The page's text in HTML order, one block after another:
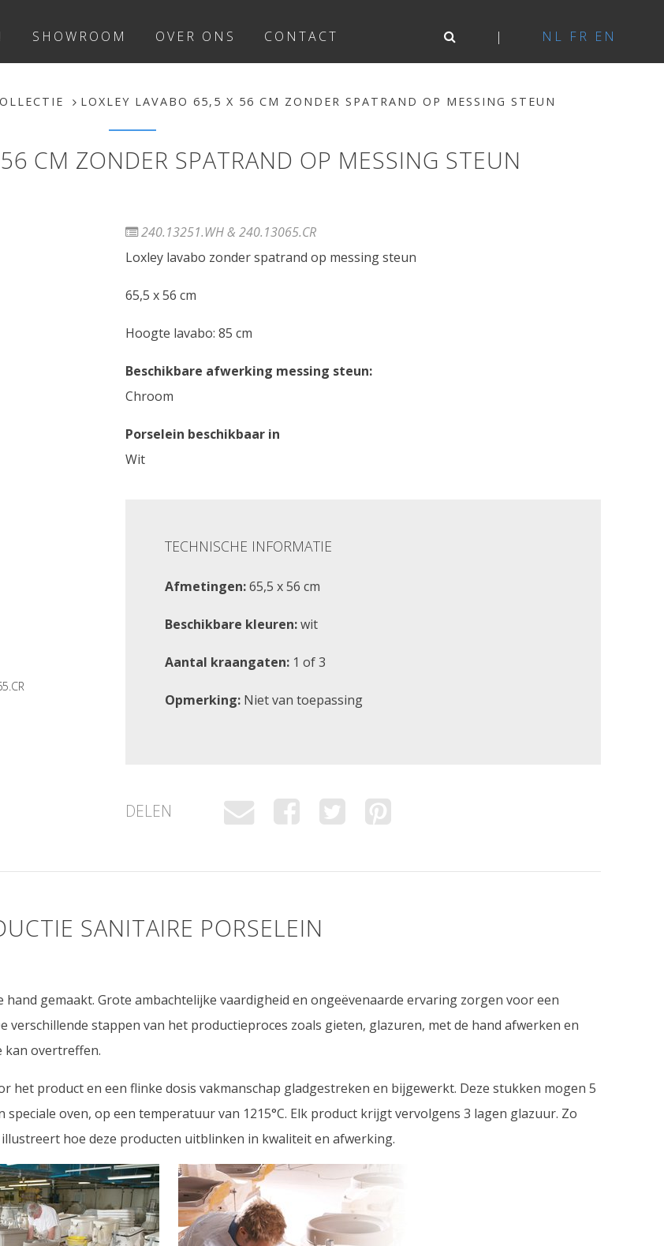
SHOWROOM OVER ONS CONTACT NL FR EN
LOXLEY LAVABO 65,5 X 56 CM ZONDER SPATRAND OP MESSING STEUN
CM ZONDER SPATRAND OP MESSING STEUN
240.13251.WH & 240.13065.CR
Loxley lavabo zonder spatrand op messing steun
65,5 x 56 cm
Hoogte lavabo: 85 cm
Beschikbare afwerking messing steun:
Chroom
Porselein beschikbaar in
Wit
TECHNISCHE INFORMATIE
Afmetingen:65,5 x 56 cm
Beschikbare kleuren:wit
Aantal kraangaten:1 of 3
Opmerking:Niet van toepassing
DELEN
SANITAIRE PORSELEIN
gemaakt. Grote ambachtelijke vaardigheid en ongeëvenaarde ervaring zorgen voor een
verschillende stappen van het productieproces zoals gieten, glazuren, met de hand afwerken en
kan overtreffen.
het product en een flinke dosis vakmanschap gladgestreken en bijgewerkt. Deze stukken mogen 5
oven, op een temperatuur van 1215°C. Elk product krijgt vervolgens 3 lagen glazuur. Zo
hoe deze producten uitblinken in kwaliteit en afwerking.